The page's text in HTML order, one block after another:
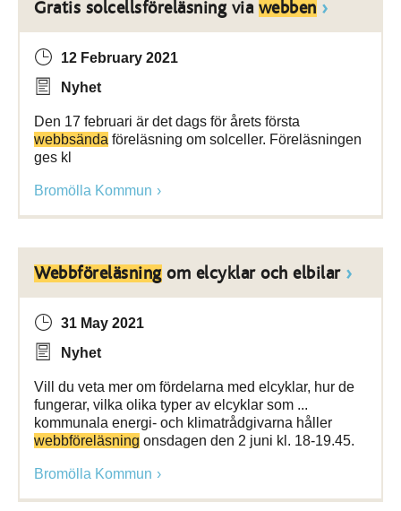
Gratis solcellsföreläsning via webben
12 February 2021
Nyhet
Den 17 februari är det dags för årets första
webbsända föreläsning om solceller. Föreläsningen
ges kl
Bromölla Kommun
Webbföreläsning om elcyklar och elbilar
31 May 2021
Nyhet
Vill du veta mer om fördelarna med elcyklar, hur de
fungerar, vilka olika typer av elcyklar som ...
kommunala energi- och klimatrådgivarna håller
webbföreläsning onsdagen den 2 juni kl. 18-19.45.
Bromölla Kommun